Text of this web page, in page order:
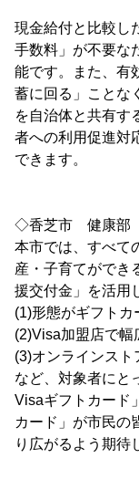
現金給付と比較し
手数料」が不要な
能です。また、有
蓄に回る」ことな
を自治体と共有す
者への利用促進対
できます。
◇香芝市 健康部
本市では、すべて
産・子育てができ
援交付金」を活用
(1)形態がギフトカ
(2)Visa加盟店で幅
(3)オンラインスト
など、対象者にと
Visaギフトカード
カード」が市民の
り広がるよう期待